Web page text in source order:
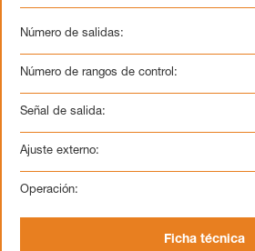
Número de salidas:
Número de rangos de control:
Señal de salida:
Ajuste externo:
Operación:
Ficha técnica